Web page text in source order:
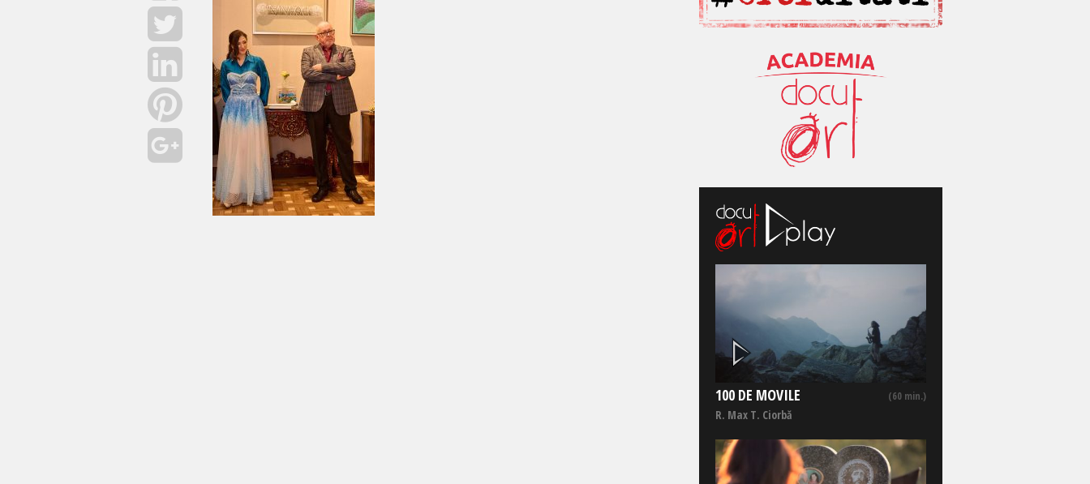
100 DE MOVILE (60 min.)
R. Max T. Ciorbă